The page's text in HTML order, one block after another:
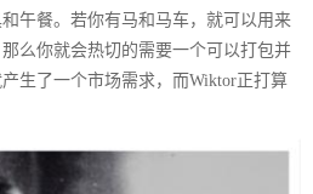
午餐。若你有马和马车，就可以用来
么你就会热切的需要一个可以打包并
生了一个市场需求，而Wiktor正打算